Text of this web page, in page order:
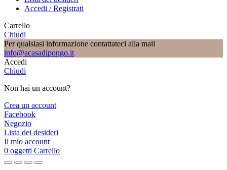
Accedi / Registrati
Carrello
Chiudi
Per qualsiasi informazione contattateci alla mail
info@acasadipongo.it
Accedi
Chiudi
Non hai un account?
Crea un account
Facebook
Negozio
Lista dei desideri
Il mio account
0 oggetti Carrello